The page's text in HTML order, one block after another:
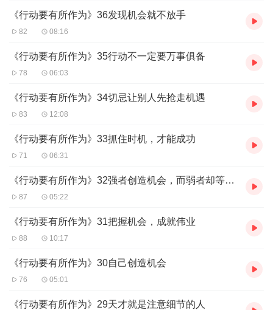
《行动要有所作为》36发现机会就不放手
82 08:16
《行动要有所作为》35行动不一定要万事俱备
78 06:03
《行动要有所作为》34切忌让别人先抢走机遇
83 12:08
《行动要有所作为》33抓住时机，才能成功
71 06:31
《行动要有所作为》32强者创造机会，而弱者却等待机会
87 05:22
《行动要有所作为》31把握机会，成就伟业
88 10:17
《行动要有所作为》30自己创造机会
76 05:01
《行动要有所作为》29天才就是注意细节的人